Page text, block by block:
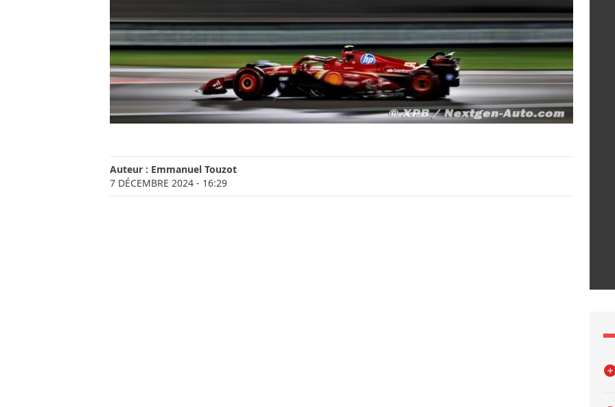
Auteur : Emmanuel Touzot
7 DÉCEMBRE 2024 - 16:29